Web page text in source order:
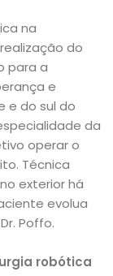
na
do
para a
e
e do sul do
da
operar o
Técnica
exterior há
evolua
Poffo.
robótica